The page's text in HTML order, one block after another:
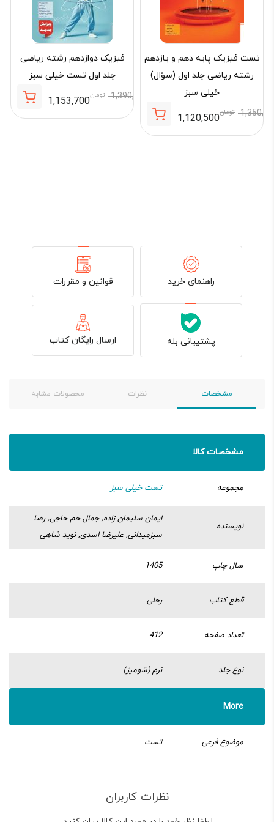
تست فیزیک پایه دهم و یازدهم
رشته ریاضی جلد اول (سؤال)
خیلی سبز
تومان1,120,500 تومان
فیزیک دوازدهم رشته ریاضی
جلد اول تست خیلی سبز
1,390,000 تومان1,153,700 تومان
راهنمای خرید قوانین و مقررات
پشتیبانی بله ارسال رایگان کتاب
مشخصات نظرات محصولات مشابه
مشخصات کالا
مجموعه تست خیلی سبز
نویسنده
ایمان سلیمان زاده, جمال خم خاجی, رضا
سبزمیدانی, علیرضا اسدی, نوید شاهی
سال چاپ 1405
قطع کتاب رحلی
تعداد صفحه 412
نوع جلد نرم (شومیز)
More
موضوع فرعی تست
نظرات کاربران